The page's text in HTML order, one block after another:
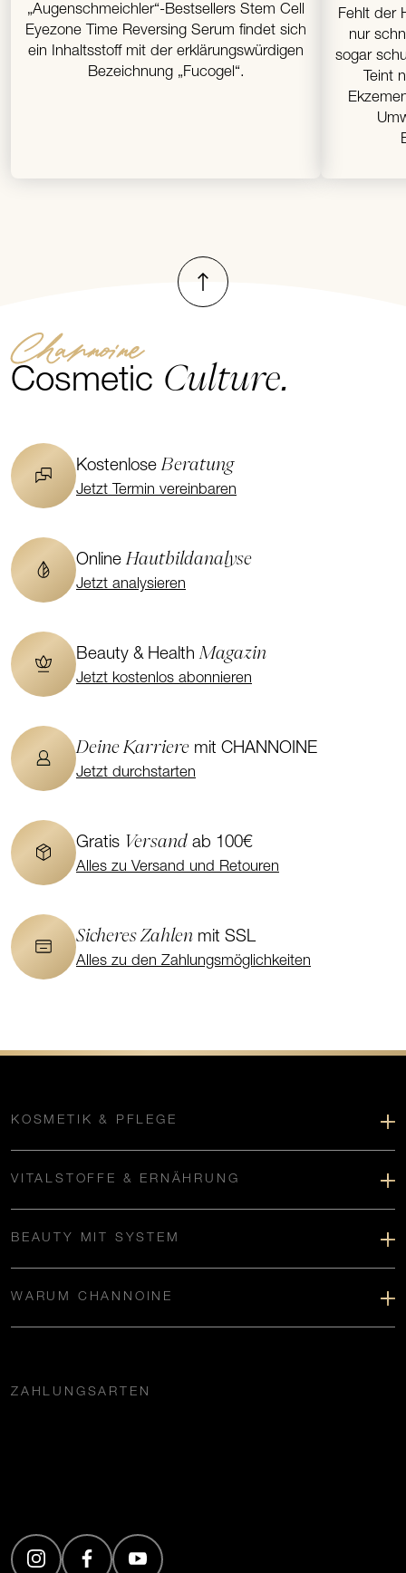
„Augenschmeichler“-Bestsellers Stem Cell
Eyezone Time Reversing Serum findet sich
ein Inhaltsstoff mit der erklärungswürdigen
Bezeichnung „Fucogel“.
Fehlt der
nur
sogar
Teint
Nach oben
Channoine
Cosmetic Culture.
KostenloseBeratung
Jetzt Termin vereinbaren
OnlineHautbildanalyse
Jetzt analysieren
Beauty & HealthMagazin
Jetzt kostenlos abonnieren
Deine Karriere mit CHANNOINE
Jetzt durchstarten
Gratis Versand ab 100€
Alles zu Versand und Retouren
Sicheres Zahlen mit SSL
Alles zu den Zahlungsmöglichkeiten
KOSMETIK & PFLEGE
VITALSTOFFE & ERNÄHRUNG
BEAUTY MIT SYSTEM
WARUM CHANNOINE
ZAHLUNGSARTEN
(Öffnet in neuem Tab)
(Öffnet in neuem Tab)
(Öffnet in neuem Tab)